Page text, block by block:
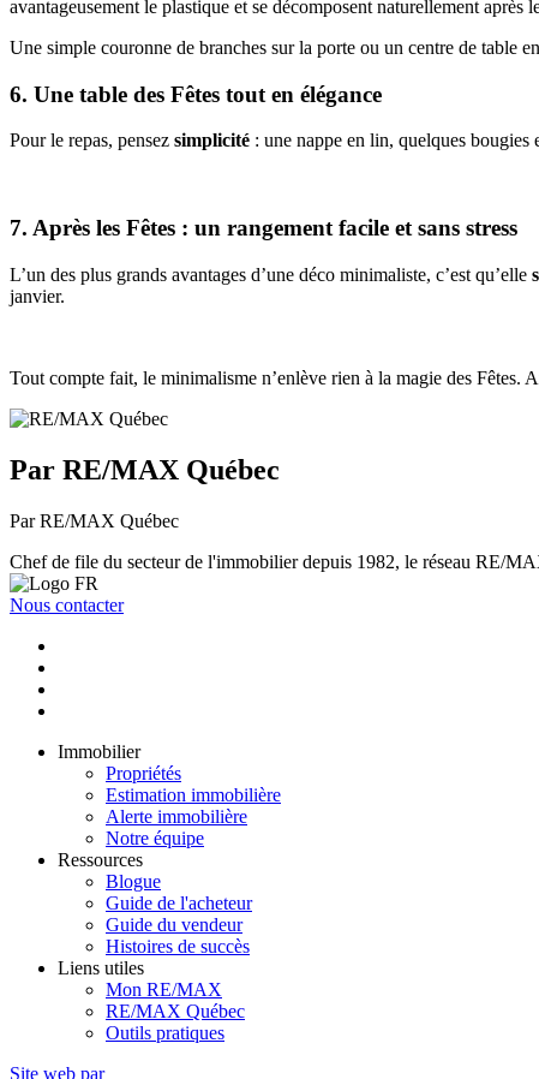
avantageusement le plastique et se décomposent naturellement après
Une simple couronne de branches sur la porte ou un centre de table
6. Une table des Fêtes tout en élégance
Pour le repas, pensez simplicité : une nappe en lin, quelques bougies
7. Après les Fêtes : un rangement facile et sans stress
L’un des plus grands avantages d’une déco minimaliste, c’est qu’elle
janvier.
Tout compte fait, le minimalisme n’enlève rien à la magie des
Par RE/MAX Québec
Par RE/MAX Québec
Chef de file du secteur de l'immobilier depuis 1982, le réseau RE/
Nous contacter
Immobilier
Propriétés
Estimation immobilière
Alerte immobilière
Notre équipe
Ressources
Blogue
Guide de l'acheteur
Guide du vendeur
Histoires de succès
Liens utiles
Mon RE/MAX
RE/MAX Québec
Outils pratiques
Site web par